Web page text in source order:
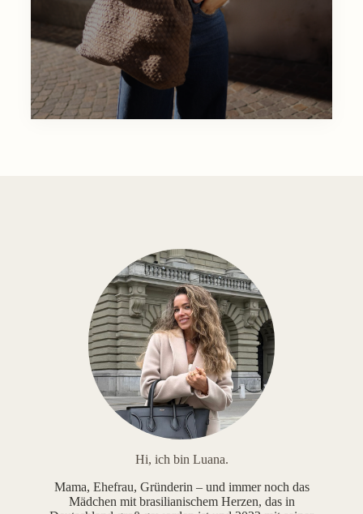
Hi, ich bin Luana.
Mama, Ehefrau, Gründerin – und immer noch das
Mädchen mit brasilianischem Herzen, das in